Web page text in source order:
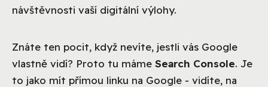
návštěvnosti vaší digitální výlohy.
Znáte ten pocit, když nevíte, jestli vás Google
vlastně vidí? Proto tu máme Search Console. Je
to jako mít přímou linku na Google - vidíte, na